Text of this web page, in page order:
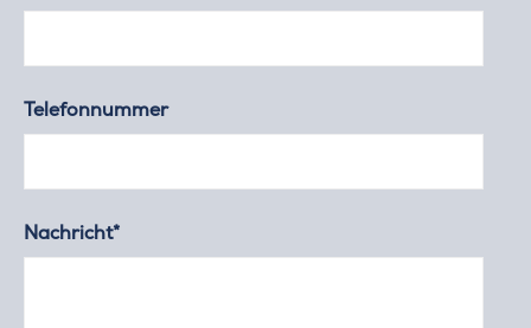
Telefonnummer
Nachricht*